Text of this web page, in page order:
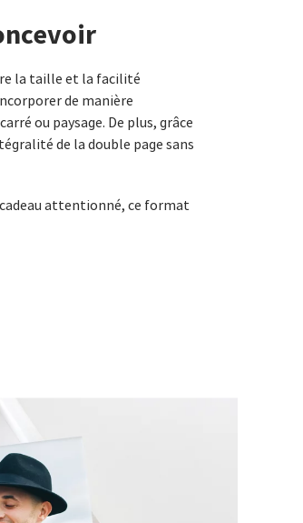
la taille et la facilité
de manière
ou paysage. De plus, grâce
de la double page sans
attentionné, ce format